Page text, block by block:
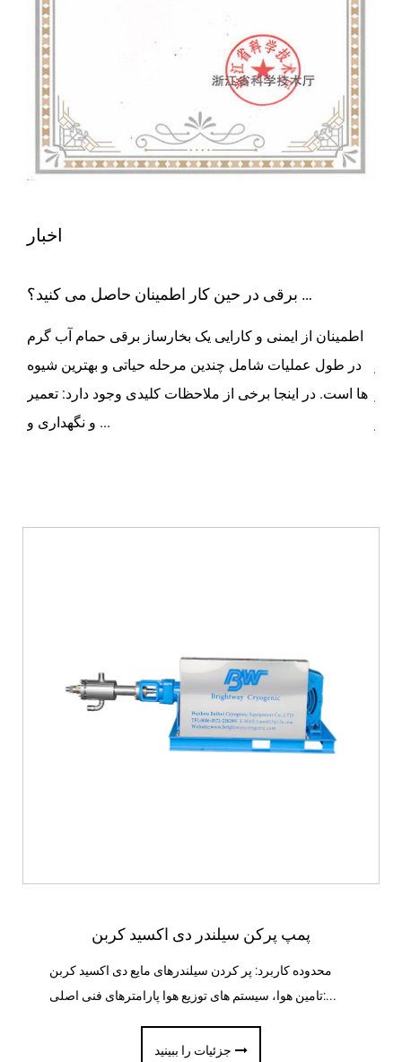
اخبار
چگونه از ایمنی و کارایی بخارساز حمام آب گرم برقی در حین کار اطمینان حاصل می کنید؟
اطمینان از ایمنی و کارایی یک بخارساز برقی حمام آب گرم
در طول عملیات شامل چندین مرحله حیاتی و بهترین شیوه
ها است. در اینجا برخی از ملاحظات کلیدی وجود دارد: تعمیر
و نگهداری و ...
پمپ پرکن سیلندر دی اکسید کربن
محدوده کاربرد: پر کردن سیلندرهای مایع دی اکسید کربن
تامین هوا، سیستم های توزیع هوا پارامترهای فنی اصلی:...
جزئیات را ببینید